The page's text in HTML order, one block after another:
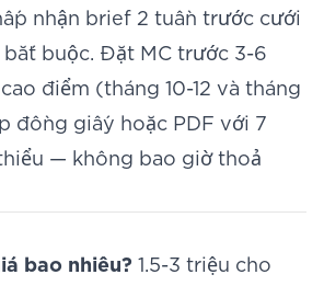
nhận brief 2 tuần trước cưới
buộc. Đặt MC trước 3-6
điểm (tháng 10-12 và tháng
đồng giấy hoặc PDF với 7
— không bao giờ thoả
bao nhiêu? 1.5-3 triệu cho